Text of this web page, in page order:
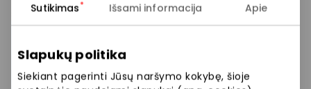
Sutikimas Išsami informacija Apie
Slapukų politika
Siekiant pagerinti Jūsų naršymo kokybę, šioje
saulės akiniams.
*Akcijos sąlygos:
nuolaida galioja tam pačiam pirkėjui perkant dvejus